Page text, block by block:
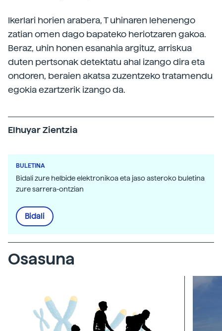
Ikerlari horien arabera, T uhinaren lehenengo
zatian omen dago bapateko heriotzaren gakoa.
Beraz, uhin honen esanahia argituz, arriskua
duten pertsonak detektatu ahal izango dira eta
ondoren, beraien akatsa zuzentzeko tratamendu
egokia ezartzerik izango da.
Elhuyar Zientzia
BULETINA
Bidali zure helbide elektronikoa eta jaso asteroko buletina
zure sarrera-ontzian
Bidali
Osasuna